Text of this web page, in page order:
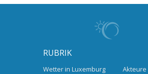
RUBRIK
Wetter in Luxemburg
Akteure